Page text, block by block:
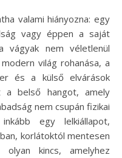
vagy éppen a saját
vágyak nem véletlenül
világ rohanása, a
és a külső elvárások
a belső hangot, amely
nem csupán fizikai
egy lelkiállapot,
korlátoktól mentesen
kincs, amelyhez